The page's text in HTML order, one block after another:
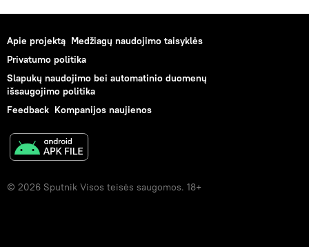
Apie projektą Medžiagų naudojimo taisyklės
Privatumo politika
Slapukų naudojimo bei automatinio duomenų
išsaugojimo politika
Feedback Kompanijos naujienos
© 2026 Sputnik Visos teisės saugomos. 18+